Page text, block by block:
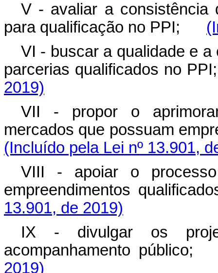
V - avaliar a consistência
para qualificação no PPI;
VI - buscar a qualidade e
parcerias qualificados no
2019)
VII - propor o
mercados que possuam
(Incluído pela Lei nº 13.901,
VIII - apoiar o
empreendimentos
13.901, de 2019)
IX - divulgar os
acompanhamento
2019)